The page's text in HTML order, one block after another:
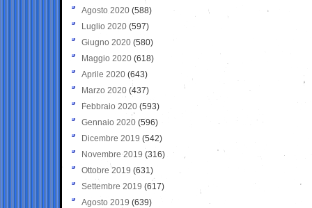
Agosto 2020 (588)
Luglio 2020 (597)
Giugno 2020 (580)
Maggio 2020 (618)
Aprile 2020 (643)
Marzo 2020 (437)
Febbraio 2020 (593)
Gennaio 2020 (596)
Dicembre 2019 (542)
Novembre 2019 (316)
Ottobre 2019 (631)
Settembre 2019 (617)
Agosto 2019 (639)